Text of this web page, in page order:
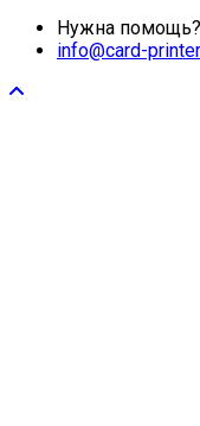
Нужна помощь?
info@card-